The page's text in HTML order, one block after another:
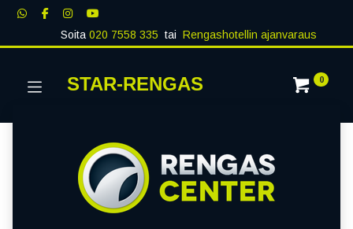
Soita020 7558 335 tai Rengashotellin ajanvaraus
STAR-RENGAS 0